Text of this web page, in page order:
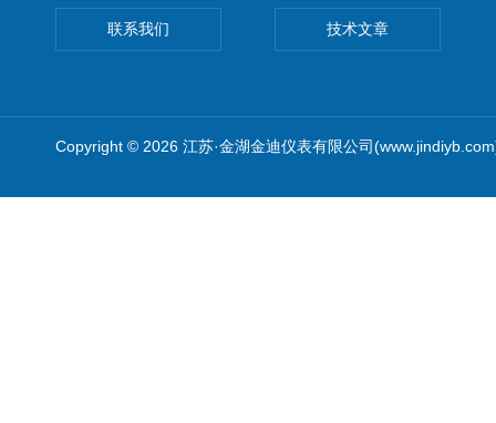
联系我们 技术文章
Copyright © 2026 江苏·金湖金迪仪表有限公司